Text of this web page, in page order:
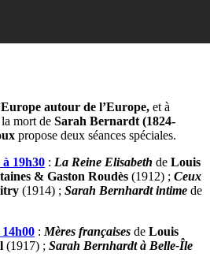
autour de l’Europe, et à
mort de Sarah Bernardt (1824-
propose deux séances spéciales.
19h30 : La Reine Elisabeth de Louis
& Gaston Roudès (1912) ; Ceux
(1914) ; Sarah Bernhardt intime de
: Mères françaises de Louis
(1917) ; Sarah Bernhardt à Belle-Île